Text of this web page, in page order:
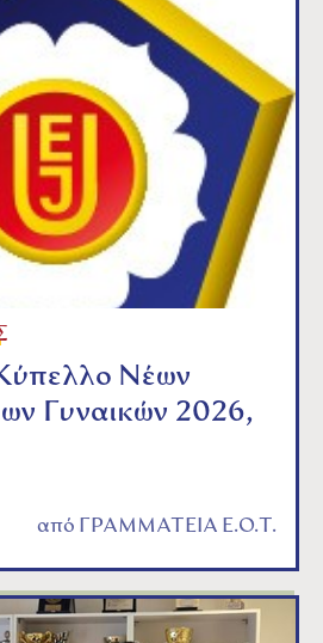
Νέων
Γυναικών 2026,
από ΓΡΑΜΜΑΤΕΙΑ Ε.Ο.Τ.